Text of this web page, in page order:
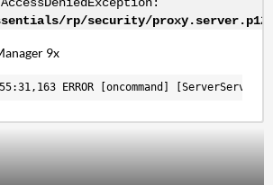
rp/security/proxy.server.p12
9x
ERROR [oncommand]